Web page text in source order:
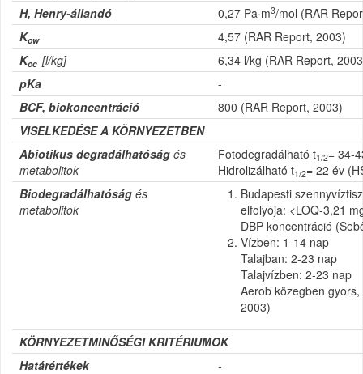
H, Henry-állandó
0,27 Pa·m3/mol (RAR
Kow
4,57 (RAR Report, 2003)
Koc[l/kg]
6,34 l/kg (RAR Report,
pKa
-
BCF, biokoncentráció
800 (RAR Report, 2003)
VISELKEDÉSE A KÖRNYEZETBEN
Abiotikus degradálhatóság és
metabolitok
Fotodegradálható t1/2= 34-
Hidrolizálható t1/2= 22 év
Biodegradálhatóság és
metabolitok
Budapesti
elfolyója: <LOQ-3,21
DBP koncentráció
Vízben: 1-14 nap
Talajban: 2-23 nap
Talajvízben: 2-23 nap
Aerob közegben
2003)
KÖRNYEZETMINŐSÉGI KRITÉRIUMOK
Határértékek
-